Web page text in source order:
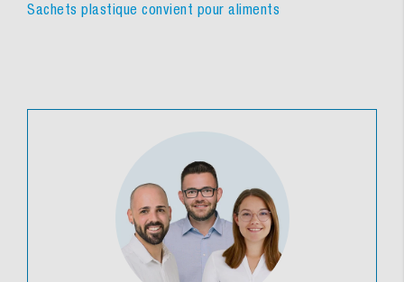
Sachets plastique convient pour aliments